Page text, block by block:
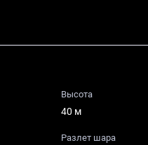
Высота
40 м
Разлет шара